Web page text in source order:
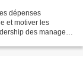
dépenses
et motiver les
des managers